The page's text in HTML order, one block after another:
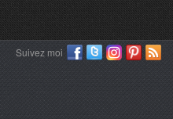
Suivez moi